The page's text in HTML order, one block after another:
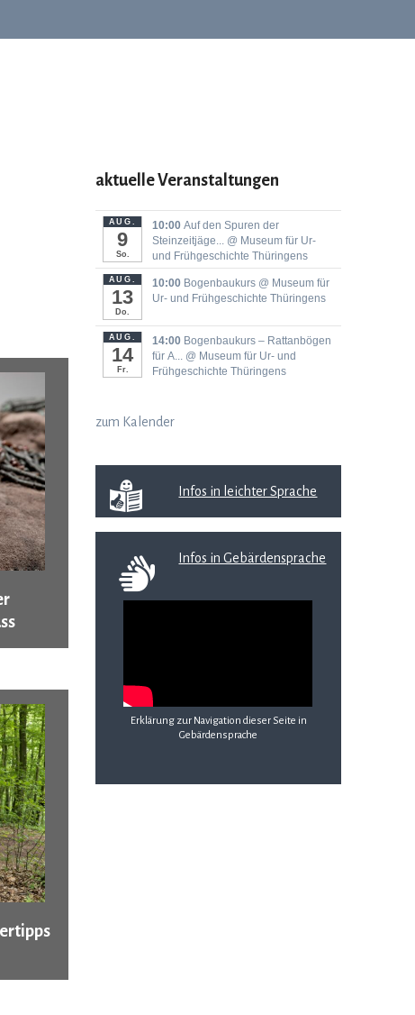
aktuelle Veranstaltungen
AUG.
9
So.
10:00 Auf den Spuren der
Steinzeitjäge... @ Museum für Ur-
und Frühgeschichte Thüringens
AUG.
13
Do.
10:00 Bogenbaukurs @ Museum für
Ur- und Frühgeschichte Thüringens
AUG.
14
Fr.
14:00 Bogenbaukurs ‒ Rattanbögen
für A... @ Museum für Ur- und
Frühgeschichte Thüringens
zum Kalender
Infos in leichter Sprache
Infos in Gebärdensprache
Erklärung zur Navigation dieser Seite in
Gebärdensprache